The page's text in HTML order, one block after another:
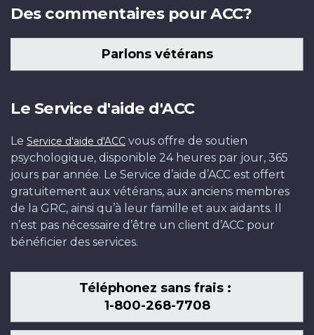
Des commentaires pour ACC?
Parlons vétérans
Le Service d'aide d'ACC
Le Service d'aide d'ACC vous offre de soutien
psychologique, disponible 24 heures par jour, 365
jours par année. Le Service d’aide d’ACC est offert
gratuitement aux vétérans, aux anciens membres
de la GRC, ainsi qu’à leur famille et aux aidants. Il
n’est pas nécessaire d’être un client d’ACC pour
bénéficier des services.
Téléphonez sans frais :
1-800-268-7708